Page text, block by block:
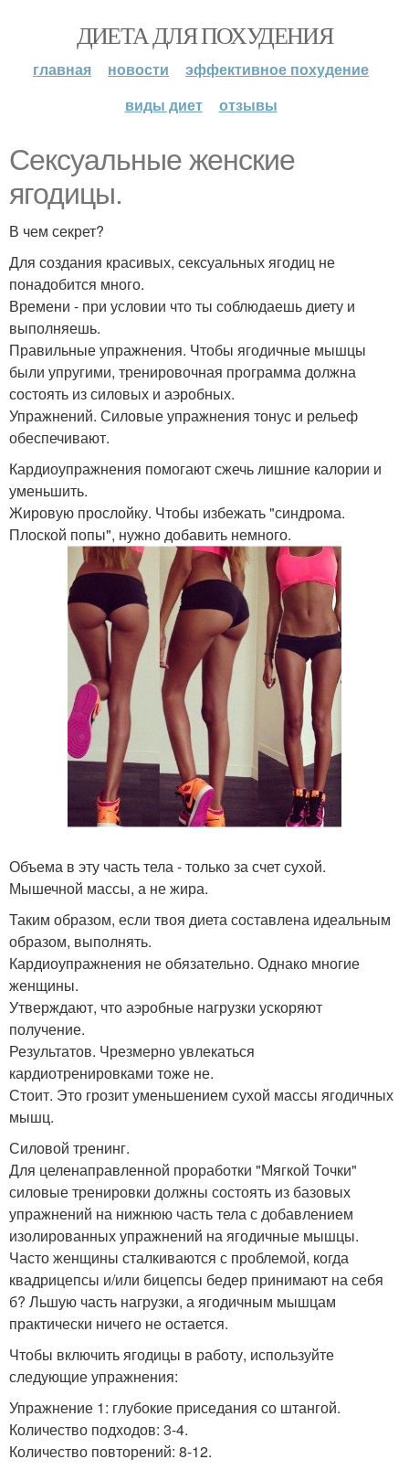
ДИЕТА ДЛЯ ПОХУДЕНИЯ
главная новости
эффективное похудение
виды диет
отзывы
Сексуальные женские
ягодицы.
В чем секрет?
Для создания красивых, сексуальных ягодиц не
понадобится много.
Времени - при условии что ты соблюдаешь диету и
выполняешь.
Правильные упражнения. Чтобы ягодичные мышцы
были упругими, тренировочная программа должна
состоять из силовых и аэробных.
Упражнений. Силовые упражнения тонус и рельеф
обеспечивают.
Кардиоупражнения помогают сжечь лишние калории и
уменьшить.
Жировую прослойку. Чтобы избежать "синдрома.
Плоской попы", нужно добавить немного.
Объема в эту часть тела - только за счет сухой.
Мышечной массы, а не жира.
Таким образом, если твоя диета составлена идеальным
образом, выполнять.
Кардиоупражнения не обязательно. Однако многие
женщины.
Утверждают, что аэробные нагрузки ускоряют
получение.
Результатов. Чрезмерно увлекаться
кардиотренировками тоже не.
Стоит. Это грозит уменьшением сухой массы ягодичных
мышц.
Силовой тренинг.
Для целенаправленной проработки "Мягкой Точки"
силовые тренировки должны состоять из базовых
упражнений на нижнюю часть тела с добавлением
изолированных упражнений на ягодичные мышцы.
Часто женщины сталкиваются с проблемой, когда
квадрицепсы и/или бицепсы бедер принимают на себя
б? Льшую часть нагрузки, а ягодичным мышцам
практически ничего не остается.
Чтобы включить ягодицы в работу, используйте
следующие упражнения:
Упражнение 1: глубокие приседания со штангой.
Количество подходов: 3-4.
Количество повторений: 8-12.